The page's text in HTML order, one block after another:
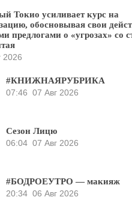
Токио усиливает курс на
обосновывая свои
предлогами о «угрозах» со
2026
#КНИЖНАЯРУБРИКА
07:46 07 Авг 2026
Сезон Лицю
06:04 07 Авг 2026
#БОДРОЕУТРО — макияж
20:34 06 Авг 2026